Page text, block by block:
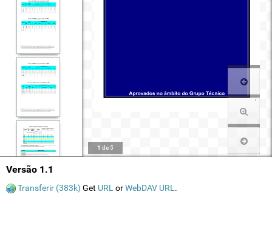
1 de 5
Versão 1.1
Transferir (383k) Get URL orWebDAV URL .